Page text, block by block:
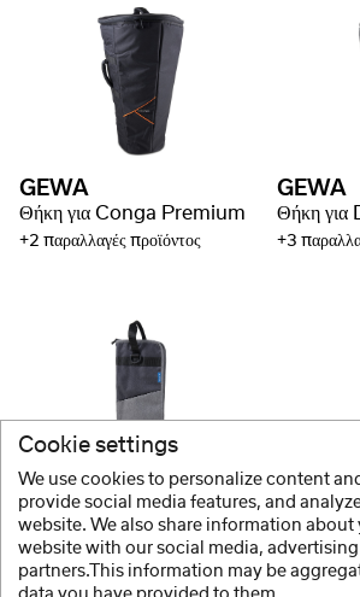
GEWA
Θήκη για Conga Premium
+2 παραλλαγές προϊόντος
GEWA
Θήκη
+3
GEWA
Θήκη για μπαγκέτες Premium PRO
Cookie settings
We use cookies to personalize content
provide social media features, and
website. We also share information about
website with our social media,
partners.This information may be